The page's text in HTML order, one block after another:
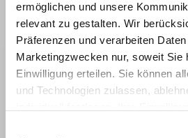
ermöglichen und unsere
relevant zu gestalten. Wir
Präferenzen und verarbeiten
Marketingzwecken nur, soweit Sie
Einwilligung erteilen. Sie können
und Technologien zulassen,
Welche Entscheidungen haben
Ihr Geschäft? Unsere
Mandanten laufend über